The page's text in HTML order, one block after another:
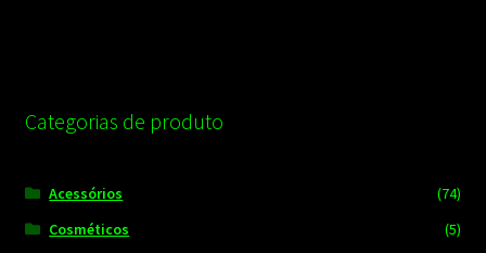
Categorias de produto
Acessórios
(74)
Cosméticos
(5)